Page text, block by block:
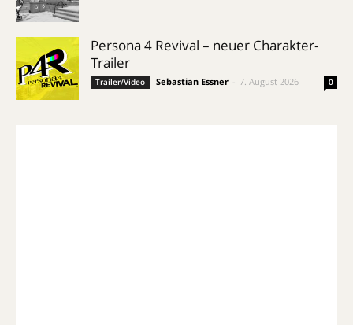
Persona 4 Revival – neuer Charakter-
Trailer
Trailer/Video Sebastian Essner 7. August 2026 0